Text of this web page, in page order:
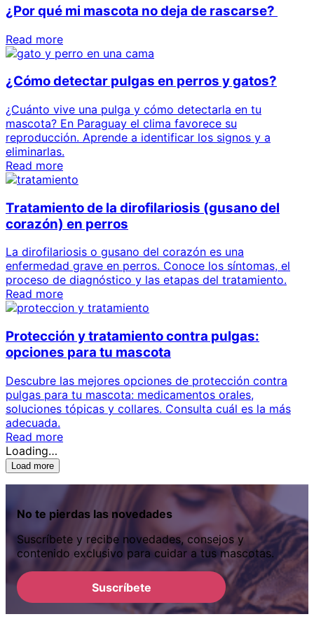
¿Por qué mi mascota no deja de rascarse?
Read more
¿Cómo detectar pulgas en perros y gatos?
¿Cuánto vive una pulga y cómo detectarla en tu
mascota? En Paraguay el clima favorece su
reproducción. Aprende a identificar los signos y a
eliminarlas.
Read more
Tratamiento de la dirofilariosis (gusano del
corazón) en perros
La dirofilariosis o gusano del corazón es una
enfermedad grave en perros. Conoce los síntomas, el
proceso de diagnóstico y las etapas del tratamiento.
Read more
Protección y tratamiento contra pulgas:
opciones para tu mascota
Descubre las mejores opciones de protección contra
pulgas para tu mascota: medicamentos orales,
soluciones tópicas y collares. Consulta cuál es la más
adecuada.
Read more
Loading…
Load more
No te pierdas las novedades
Suscríbete y recibe novedades, consejos y
contenido exclusivo para cuidar a tus mascotas.
Suscríbete